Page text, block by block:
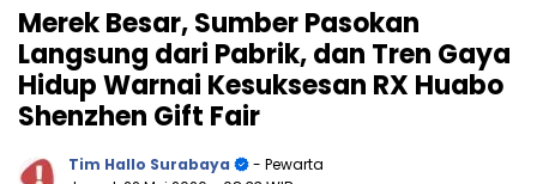
Merek Besar, Sumber Pasokan
Langsung dari Pabrik, dan Tren Gaya
Hidup Warnai Kesuksesan RX Huabo
Shenzhen Gift Fair
Tim Hallo Surabaya
- Pewarta